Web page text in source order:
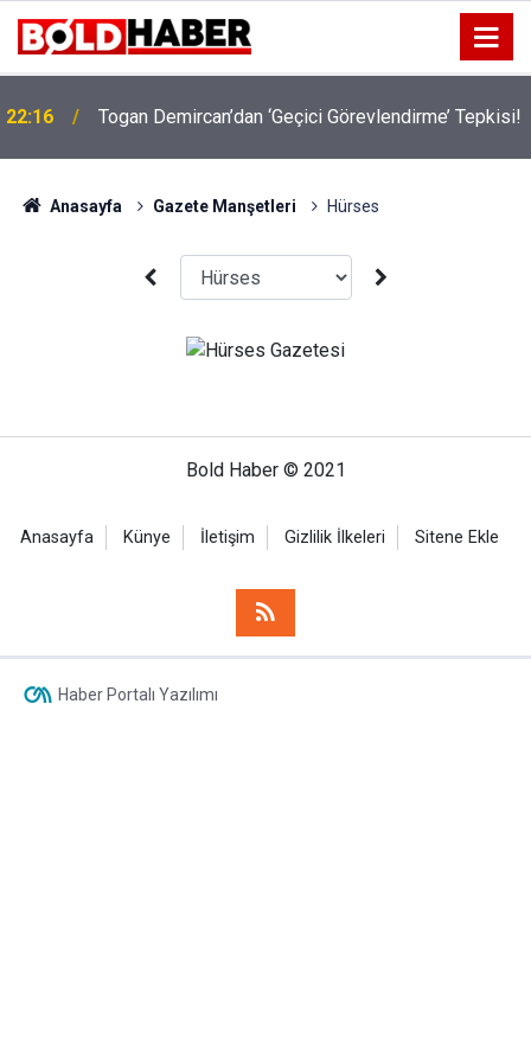
22:16 Togan Demircan’dan ‘Geçici Görevlendirme’ Tepkisi!
Anasayfa Gazete Manşetleri Hürses
Bold Haber © 2021
Anasayfa Künye İletişim Gizlilik İlkeleri Sitene Ekle
Haber Portalı Yazılımı